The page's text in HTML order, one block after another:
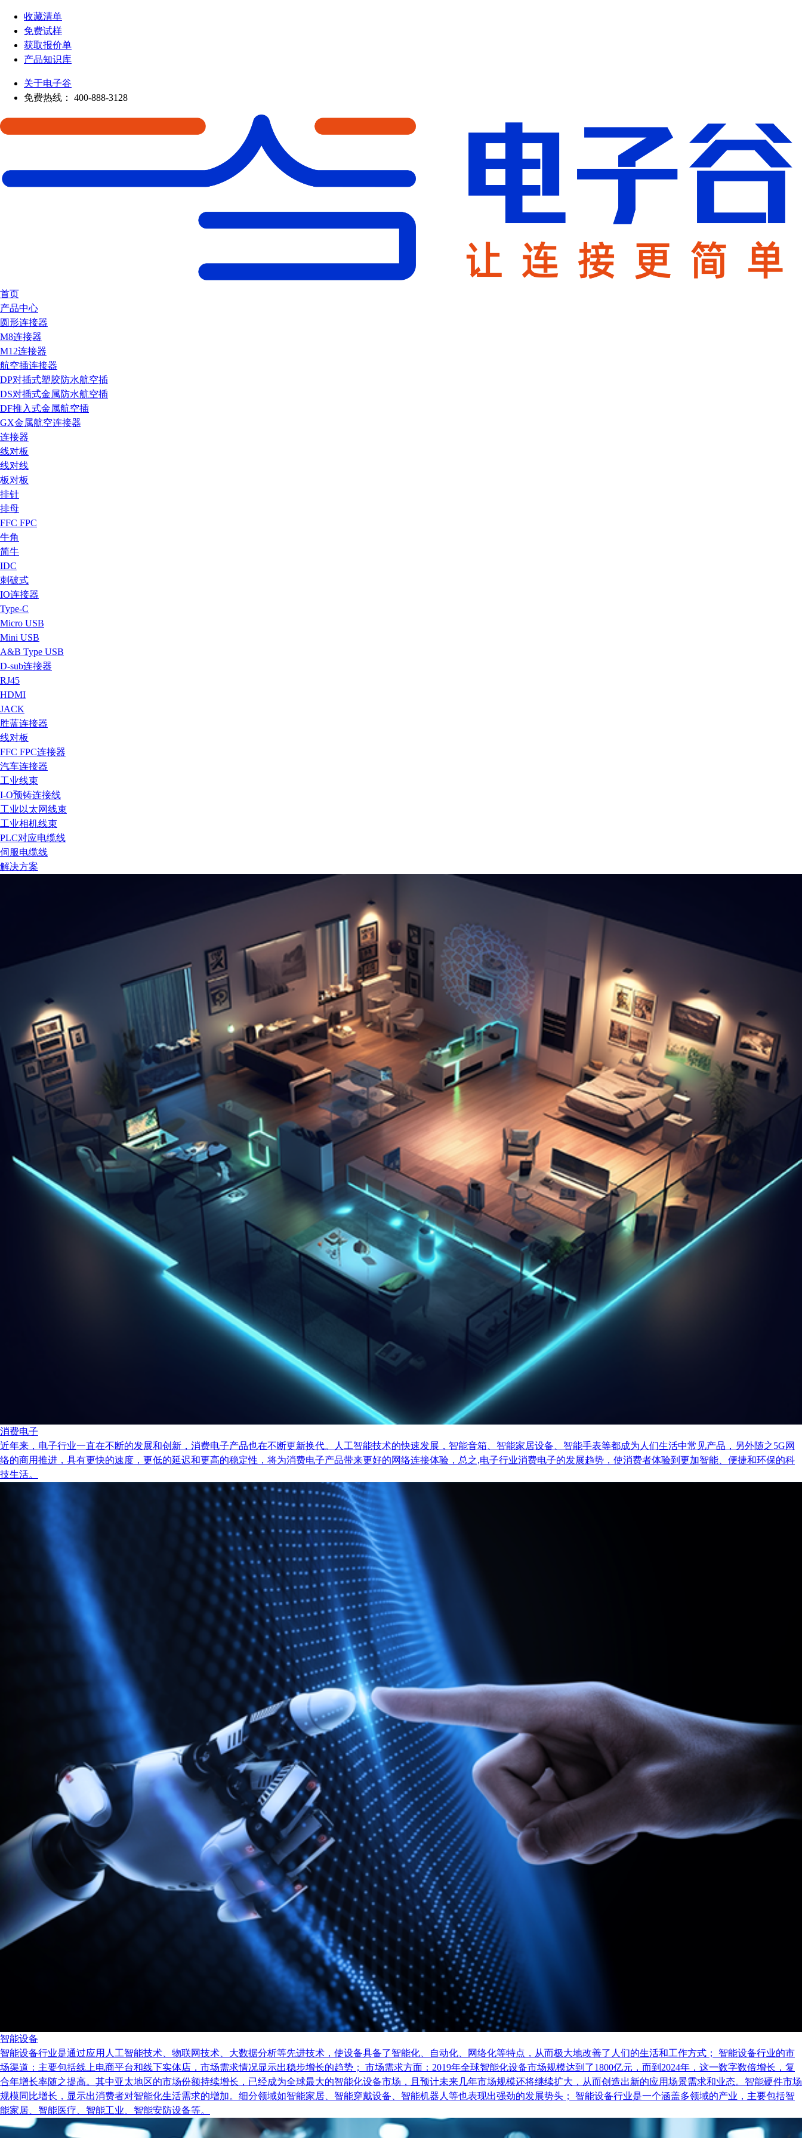
收藏清单
免费试样
获取报价单
产品知识库
关于电子谷
免费热线：
400-888-3128
首页
产品中心
圆形连接器
M8连接器
M12连接器
航空插连接器
DP对插式塑胶防水航空插
DS对插式金属防水航空插
DF推入式金属航空插
GX金属航空连接器
连接器
线对板
线对线
板对板
排针
排母
FFC FPC
牛角
简牛
IDC
刺破式
IO连接器
Type-C
Micro USB
Mini USB
A&B Type USB
D-sub连接器
RJ45
HDMI
JACK
胜蓝连接器
线对板
FFC FPC连接器
汽车连接器
工业线束
I-O预铸连接线
工业以太网线束
工业相机线束
PLC对应电缆线
伺服电缆线
解决方案
消费电子
近年来，电子行业一直在不断的发展和创新，消费电子产品也在不断更新换代。人工智能技术的快速发展，智能音箱、智能家居设备、智能手表等都成为人们生活中常见产品，另外随之5G网
络的商用推进，具有更快的速度，更低的延迟和更高的稳定性，将为消费电子产品带来更好的网络连接体验，总之,电子行业消费电子的发展趋势，使消费者体验到更加智能、便捷和环保的科
技生活。
智能设备
智能设备行业是通过应用人工智能技术、物联网技术、大数据分析等先进技术，使设备具备了智能化、自动化、网络化等特点，从而极大地改善了人们的生活和工作方式； 智能设备行业的市
场渠道：主要包括线上电商平台和线下实体店，市场需求情况显示出稳步增长的趋势； 市场需求方面：2019年全球智能化设备市场规模达到了1800亿元，而到2024年，这一数字数倍增长，复
合年增长率随之提高。其中亚太地区的市场份额持续增长，已经成为全球最大的智能化设备市场，且预计未来几年市场规模还将继续扩大，从而创造出新的应用场景需求和业态。智能硬件市场
规模同比增长，显示出消费者对智能化生活需求的增加。细分领域如智能家居、智能穿戴设备、智能机器人等也表现出强劲的发展势头； 智能设备行业是一个涵盖多领域的产业，主要包括智
能家居、智能医疗、智能工业、智能安防设备等。